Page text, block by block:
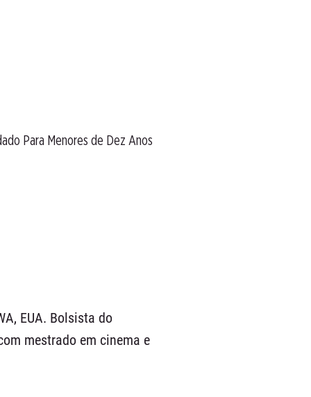
Para Menores de Dez Anos
EUA. Bolsista do
mestrado em cinema e